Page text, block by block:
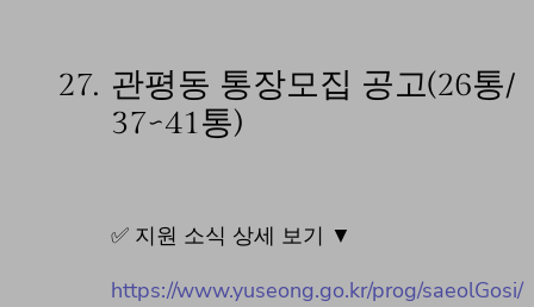
27. 관평동 통장모집 공고(26통/
37~41통)
✅ 지원 소식 상세 보기 ▼
https://www.yuseong.go.kr/prog/saeolGosi/